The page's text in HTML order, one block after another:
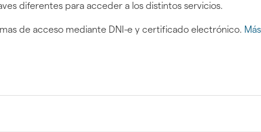
diferentes para acceder a los distintos servicios.
de acceso mediante DNI-e y certificado electrónico.